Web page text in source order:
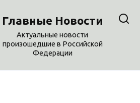
Главные Новости
Актуальные новости
произошедшие в Российской
Федерации